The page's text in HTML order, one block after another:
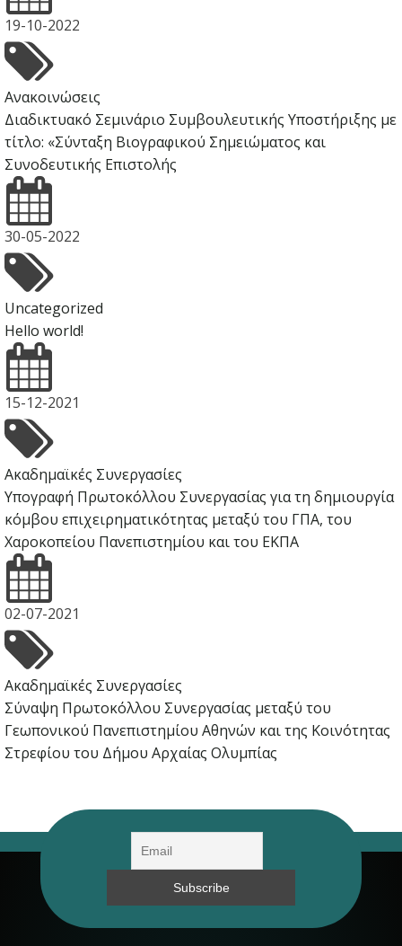
19-10-2022
Ανακοινώσεις
Διαδικτυακό Σεμινάριο Συμβουλευτικής Υποστήριξης με
τίτλο: «Σύνταξη Βιογραφικού Σημειώματος και
Συνοδευτικής Επιστολής
30-05-2022
Uncategorized
Hello world!
15-12-2021
Ακαδημαϊκές Συνεργασίες
Υπογραφή Πρωτοκόλλου Συνεργασίας για τη δημιουργία
κόμβου επιχειρηματικότητας μεταξύ του ΓΠΑ, του
Χαροκοπείου Πανεπιστημίου και του ΕΚΠΑ
02-07-2021
Ακαδημαϊκές Συνεργασίες
Σύναψη Πρωτοκόλλου Συνεργασίας μεταξύ του
Γεωπονικού Πανεπιστημίου Αθηνών και της Κοινότητας
Στρεφίου του Δήμου Αρχαίας Ολυμπίας